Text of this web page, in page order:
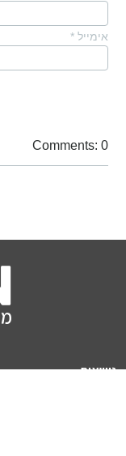
אימייל *
Comments: 0
נושאים